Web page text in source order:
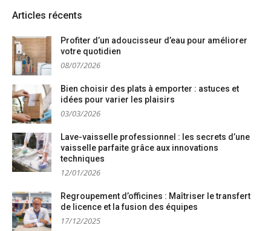
Articles récents
Profiter d’un adoucisseur d’eau pour améliorer
votre quotidien
08/07/2026
Bien choisir des plats à emporter : astuces et
idées pour varier les plaisirs
03/03/2026
Lave-vaisselle professionnel : les secrets d’une
vaisselle parfaite grâce aux innovations
techniques
12/01/2026
Regroupement d’officines : Maîtriser le transfert
de licence et la fusion des équipes
17/12/2025